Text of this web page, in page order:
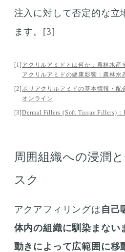
注入に対して否定的な立
ます。[3]
[1] アクリルアミドとは何か：農林水産
アクリルアミドの健康影響：農林水
[2]ポリアクリルアミドの基本情報・配
オンライン
[3]Dermal Fillers (Soft Tissue Fillers)：
周囲組織への浸潤
スク
アクアフィリングは自己
体内の組織に馴染まない
動きによって広範囲に移